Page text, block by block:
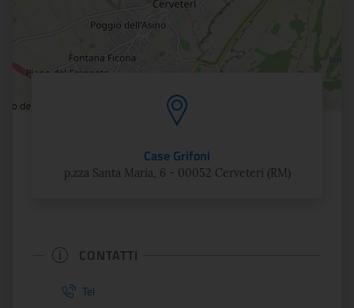
Case Grifoni
p.zza Santa Maria, 6 - 00052 Cerveteri (RM)
CONTATTI
Tel